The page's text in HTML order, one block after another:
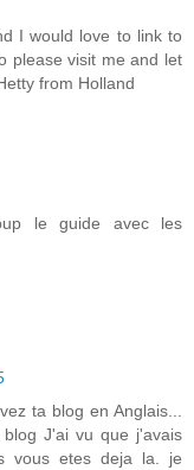
I would love to link to
please visit me and let
from Holland
le guide avec les
ta blog en Anglais...
J'ai vu que j'avais
vous etes deja la. je